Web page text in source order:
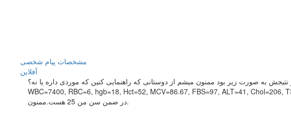
مشخصات پیام شخصی
آفلاين
به صورت زیر بود ممنون میشم از دوستانی که راهنمایی کنین که موردی داره یا نه؟
WBC=7400, RBC=6, hgb=18, Hct=52, MCV=86.67, FBS=97, ALT=41, Chol=206,
در ضمن سن من 25 هست.ممنون.